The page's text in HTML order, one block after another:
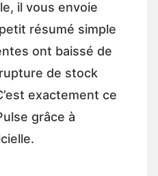
il vous envoie
résumé simple
ont baissé de
de stock
exactement ce
grâce à